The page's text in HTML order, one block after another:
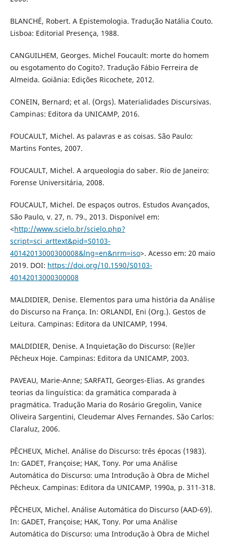
BLANCHÉ, Robert. A Epistemologia. Tradução Natália Couto.
Lisboa: Editorial Presença, 1988.
CANGUILHEM, Georges. Michel Foucault: morte do homem
ou esgotamento do Cogito?. Tradução Fábio Ferreira de
Almeida. Goiânia: Edições Ricochete, 2012.
CONEIN, Bernard; et al. (Orgs). Materialidades Discursivas.
Campinas: Editora da UNICAMP, 2016.
FOUCAULT, Michel. As palavras e as coisas. São Paulo:
Martins Fontes, 2007.
FOUCAULT, Michel. A arqueologia do saber. Rio de Janeiro:
Forense Universitária, 2008.
FOUCAULT, Michel. De espaços outros. Estudos Avançados,
São Paulo, v. 27, n. 79., 2013. Disponível em:
<http://www.scielo.br/scielo.php?
script=sci_arttext&pid=S0103-
40142013000300008&lng=en&nrm=iso>. Acesso em: 20 maio
2019. DOI: https://doi.org/10.1590/S0103-
40142013000300008
MALDIDIER, Denise. Elementos para uma história da Análise
do Discurso na França. In: ORLANDI, Eni (Org.). Gestos de
Leitura. Campinas: Editora da UNICAMP, 1994.
MALDIDIER, Denise. A Inquietação do Discurso: (Re)ler
Pêcheux Hoje. Campinas: Editora da UNICAMP, 2003.
PAVEAU, Marie-Anne; SARFATI, Georges-Elias. As grandes
teorias da linguística: da gramática comparada à
pragmática. Tradução Maria do Rosário Gregolin, Vanice
Oliveira Sargentini, Cleudemar Alves Fernandes. São Carlos:
Claraluz, 2006.
PÊCHEUX, Michel. Análise do Discurso: três épocas (1983).
In: GADET, Françoise; HAK, Tony. Por uma Análise
Automática do Discurso: uma Introdução à Obra de Michel
Pêcheux. Campinas: Editora da UNICAMP, 1990a, p. 311-318.
PÊCHEUX, Michel. Análise Automática do Discurso (AAD-69).
In: GADET, Françoise; HAK, Tony. Por uma Análise
Automática do Discurso: uma Introdução à Obra de Michel